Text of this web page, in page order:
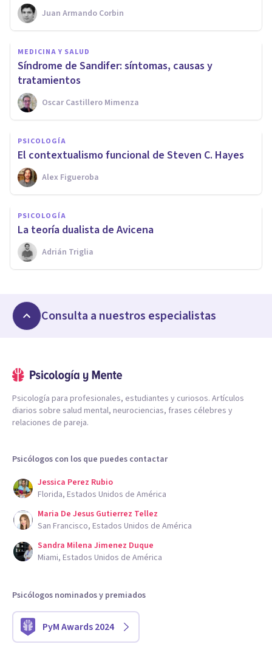
Juan Armando Corbin
MEDICINA Y SALUD
Síndrome de Sandifer: síntomas, causas y
tratamientos
Oscar Castillero Mimenza
PSICOLOGÍA
El contextualismo funcional de Steven C. Hayes
Alex Figueroba
PSICOLOGÍA
​La teoría dualista de Avicena
Adrián Triglia
Consulta a nuestros especialistas
Psicología para profesionales, estudiantes y curiosos. Artículos
diarios sobre salud mental, neurociencias, frases célebres y
relaciones de pareja.
Psicólogos con los que puedes contactar
Jessica Perez Rubio
Florida, Estados Unidos de América
Maria De Jesus Gutierrez Tellez
San Francisco, Estados Unidos de América
Sandra Milena Jimenez Duque
Miami, Estados Unidos de América
Psicólogos nominados y premiados
PyM Awards 2024